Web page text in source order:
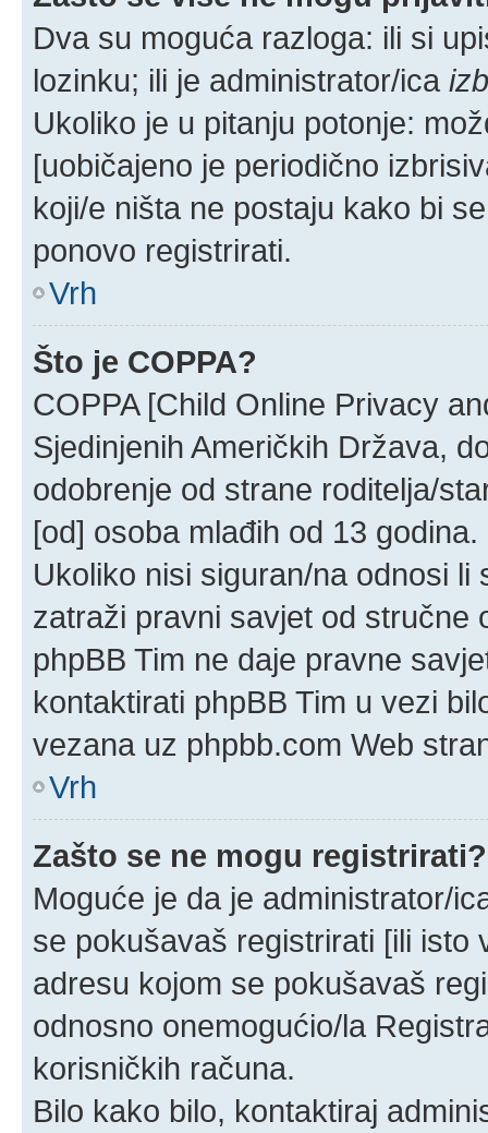
Dva su moguća razloga: ili si
lozinku; ili je administrator/ica
Ukoliko je u pitanju potonje:
[uobičajeno je periodično
koji/e ništa ne postaju kako bi
ponovo registrirati.
Vrh
Što je COPPA?
COPPA [Child Online Privacy
Sjedinjenih Američkih Država,
odobrenje od strane roditelja/
[od] osoba mlađih od 13 godina.
Ukoliko nisi siguran/na odnosi
zatraži pravni savjet od stručne
phpBB Tim ne daje pravne
kontaktirati phpBB Tim u vezi
vezana uz phpbb.com Web
Vrh
Zašto se ne mogu registrirati?
Moguće je da je administrator/
se pokušavaš registrirati [ili isto
adresu kojom se pokušavaš
odnosno onemogućio/la
korisničkih računa.
Bilo kako bilo, kontaktiraj